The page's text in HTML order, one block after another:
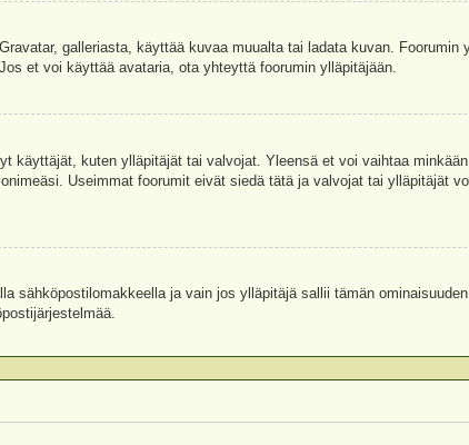
galleriasta, käyttää kuvaa muualta tai ladata kuvan. Foorumin
et voi käyttää avataria, ota yhteyttä foorumin ylläpitäjään.
kuten ylläpitäjät tai valvojat. Yleensä et voi vaihtaa
Useimmat foorumit eivät siedä tätä ja valvojat tai ylläpitäjät
sähköpostilomakkeella ja vain jos ylläpitäjä sallii tämän